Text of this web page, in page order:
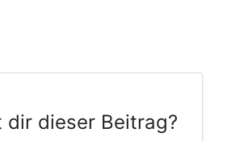
dir dieser Beitrag?